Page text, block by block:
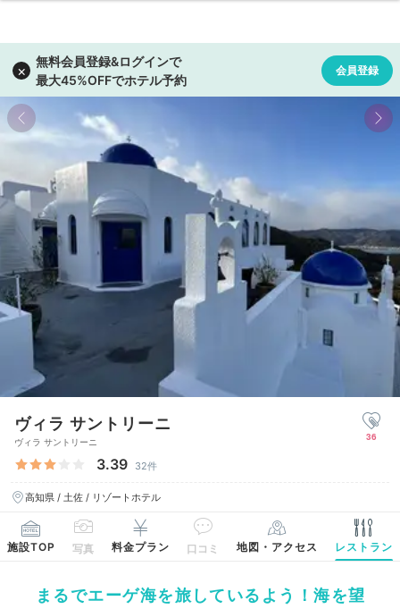
ヴィラ サントリーニ
ヴィラ サントリーニ
3.39 32件
高知県 / 土佐 / リゾートホテル
36
施設TOP 写真 料金プラン 口コミ 地図・アクセス レストラン
まるでエーゲ海を旅しているよう！海を望